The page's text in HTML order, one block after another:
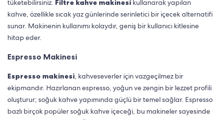
tüketebilirsiniz. Filtre kahve makinesi kullanarak yapılan
kahve, özellikle sıcak yaz günlerinde serinletici bir içecek alternatifi
sunar. Makinenin kullanımı kolaydır, geniş bir kullanıcı kitlesine
hitap eder.
Espresso Makinesi
Espresso makinesi, kahveseverler için vazgeçilmez bir
ekipmandır. Hazırlanan espresso, yoğun ve zengin bir lezzet profili
oluşturur; soğuk kahve yapımında güçlü bir temel sağlar. Espresso
bazlı birçok popüler soğuk kahve içeceği, bu makineler sayesinde